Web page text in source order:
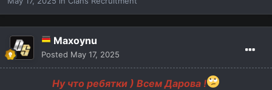
Maxoynu
Posted May 17, 2025
Ну что ребятки ) Всем Дарова !